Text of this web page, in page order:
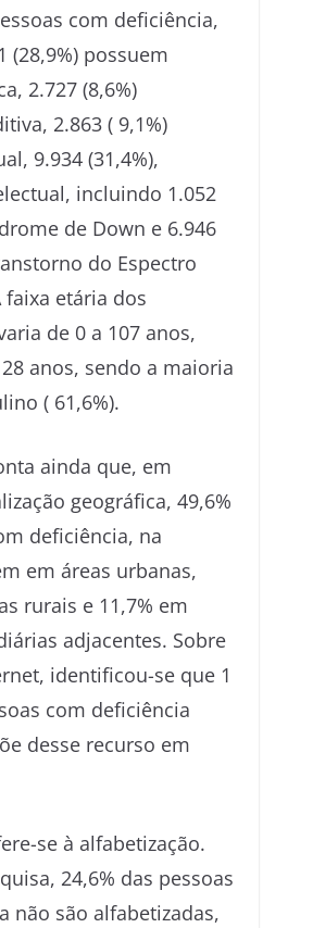
com deficiência,
(28,9%) possuem
2.727 (8,6%)
2.863 ( 9,1%)
9.934 (31,4%),
incluindo 1.052
de Down e 6.946
do Espectro
faixa etária dos
de 0 a 107 anos,
anos, sendo a maioria
( 61,6%).
ainda que, em
geográfica, 49,6%
deficiência, na
em áreas urbanas,
rurais e 11,7% em
adjacentes. Sobre
identificou-se que 1
com deficiência
desse recurso em
se à alfabetização.
24,6% das pessoas
não são alfabetizadas,